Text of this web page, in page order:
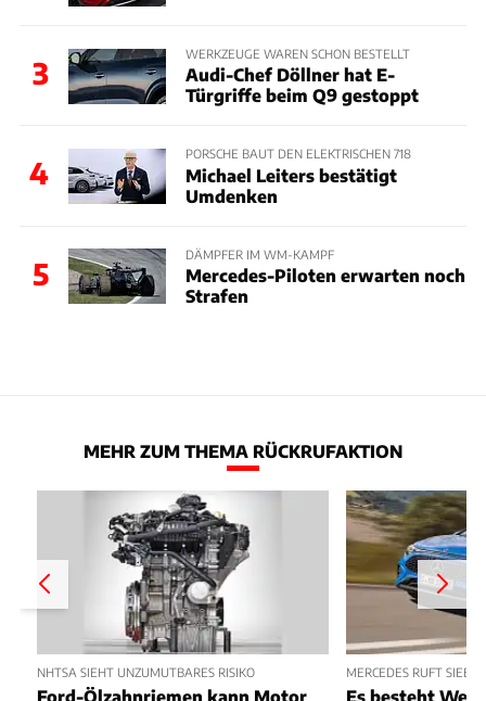
3
WERKZEUGE WAREN SCHON BESTELLT
Audi-Chef Döllner hat E-
Türgriffe beim Q9 gestoppt
4
PORSCHE BAUT DEN ELEKTRISCHEN 718
Michael Leiters bestätigt
Umdenken
5
DÄMPFER IM WM-KAMPF
Mercedes-Piloten erwarten noch
Strafen
MEHR ZUM THEMA RÜCKRUFAKTION
NHTSA SIEHT UNZUMUTBARES RISIKO
Ford-Ölzahnriemen kann Motor
MERCEDES RUFT
Es besteht